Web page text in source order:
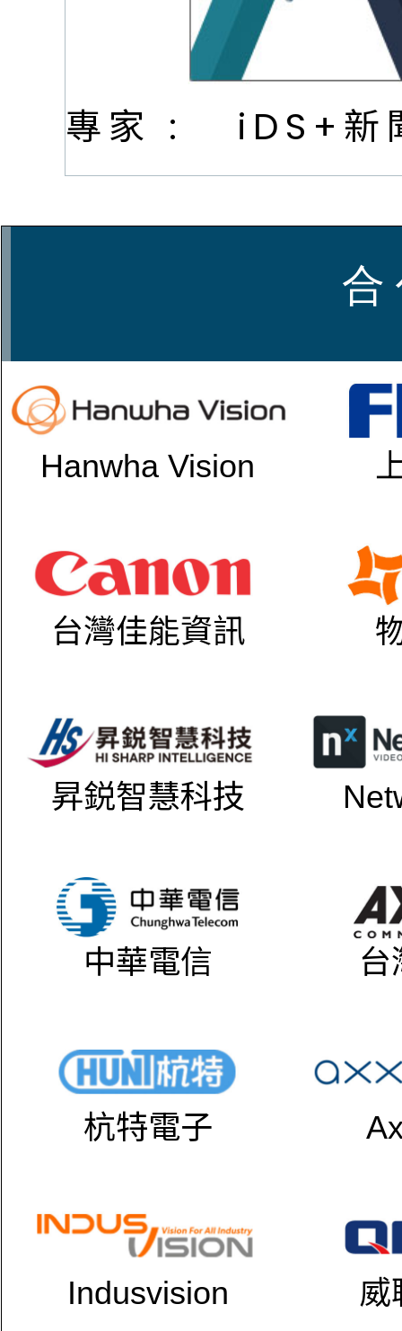
專家 : iDS+新
合
Hanwha Vision
台灣佳能資訊
昇鋭智慧科技
中華電信 台
杭特電子
Indusvision 威